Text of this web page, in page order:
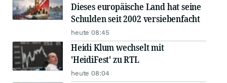
Dieses europäische Land hat seine
Schulden seit 2002 versiebenfacht
heute 08:45
Heidi Klum wechselt mit
'HeidiFest' zu RTL
heute 08:04